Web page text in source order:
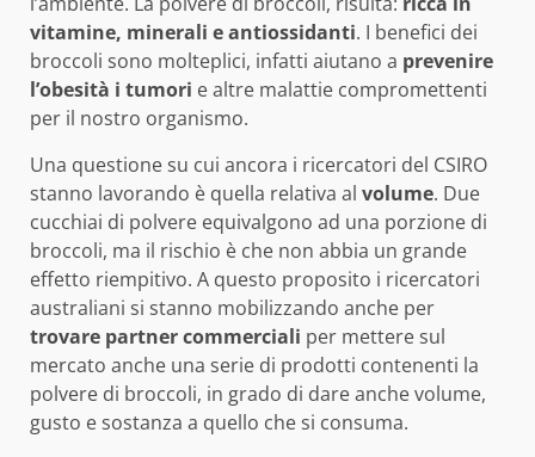
vitamine, minerali e antiossidanti. I benefici dei
broccoli sono molteplici, infatti aiutano a prevenire
l’obesità i tumori e altre malattie compromettenti
per il nostro organismo.
Una questione su cui ancora i ricercatori del CSIRO
stanno lavorando è quella relativa al volume. Due
cucchiai di polvere equivalgono ad una porzione di
broccoli, ma il rischio è che non abbia un grande
effetto riempitivo. A questo proposito i ricercatori
australiani si stanno mobilizzando anche per
trovare partner commerciali per mettere sul
mercato anche una serie di prodotti contenenti la
polvere di broccoli, in grado di dare anche volume,
gusto e sostanza a quello che si consuma.